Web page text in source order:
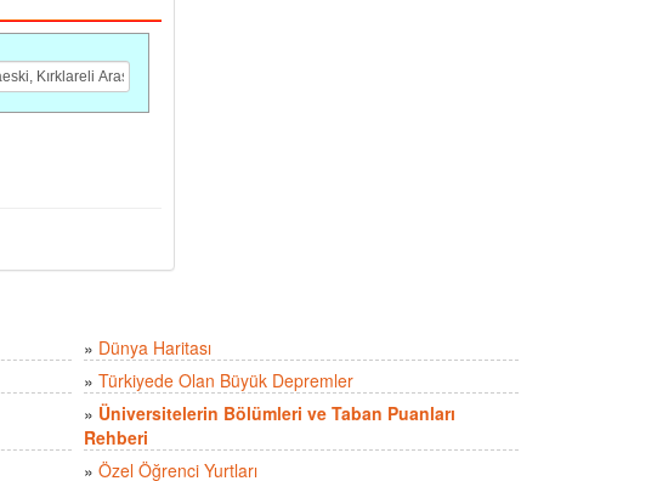
» Dünya Haritası
» Türkiyede Olan Büyük Depremler
» Üniversitelerin Bölümleri ve Taban Puanları
Rehberi
» Özel Öğrenci Yurtları